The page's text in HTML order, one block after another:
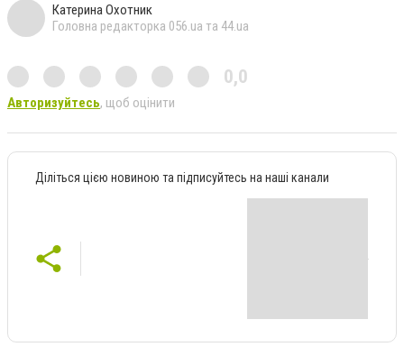
Катерина Охотник
Головна редакторка 056.ua та 44.ua
0,0
Авторизуйтесь, щоб оцінити
Діліться цією новиною та підписуйтесь на наші канали